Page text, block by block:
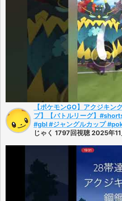
【ポケモンGO】アクジキン
プ】【バトルリーグ】
#gbl #ジャングルカップ
じゃく 1797回視聴 2025年11